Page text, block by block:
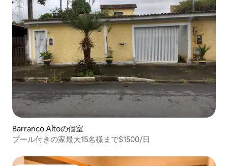
Barranco Altoの個室
プール付きの家最大15名様まで$1500/日